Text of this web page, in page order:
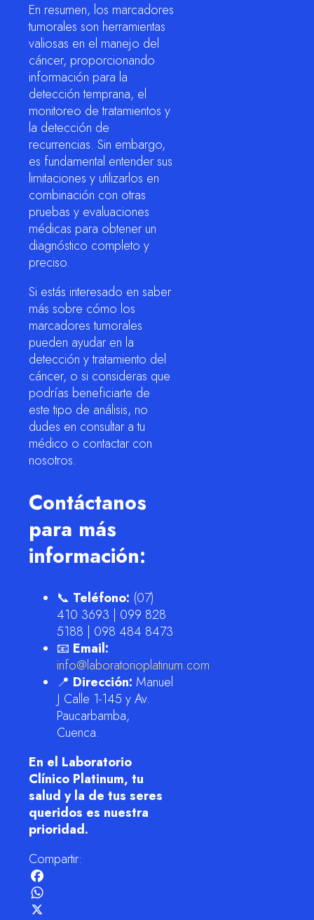
En resumen, los marcadores
tumorales son herramientas
valiosas en el manejo del
cáncer, proporcionando
información para la
detección temprana, el
monitoreo de tratamientos y
la detección de
recurrencias. Sin embargo,
es fundamental entender sus
limitaciones y utilizarlos en
combinación con otras
pruebas y evaluaciones
médicas para obtener un
diagnóstico completo y
preciso.
Si estás interesado en saber
más sobre cómo los
marcadores tumorales
pueden ayudar en la
detección y tratamiento del
cáncer, o si consideras que
podrías beneficiarte de
este tipo de análisis, no
dudes en consultar a tu
médico o contactar con
nosotros.
Contáctanos
para más
información:
📞 Teléfono: (07)
410 3693 | 099 828
5188 | 098 484 8473
📧 Email:
info@laboratorioplatinum.com
📍 Dirección: Manuel
J Calle 1-145 y Av.
Paucarbamba,
Cuenca.
En el Laboratorio
Clínico Platinum, tu
salud y la de tus seres
queridos es nuestra
prioridad.
Compartir:
Facebook
WhatsApp